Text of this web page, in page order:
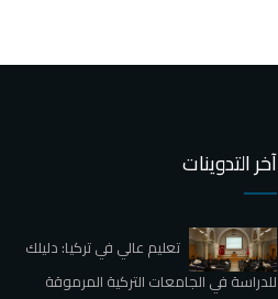
آخر التدوينات
تعليم عالي في تركيا: دليلك
للدراسة في الجامعات التركية المرموقة